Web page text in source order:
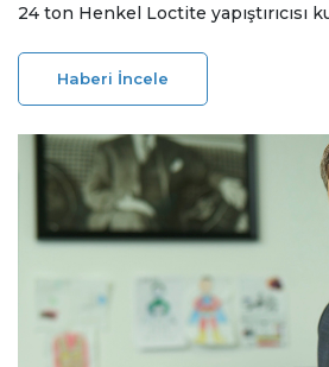
24 ton Henkel Loctite yapıştırıcısı
Haberi İncele